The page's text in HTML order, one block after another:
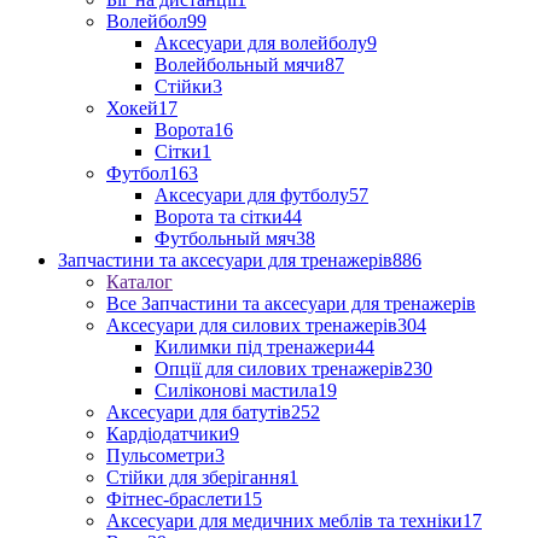
Волейбол99
Аксесуари для волейболу9
Волейбольный мячи87
Стійки3
Хокей17
Ворота16
Сітки1
Футбол163
Аксесуари для футболу57
Ворота та сітки44
Футбольный мяч38
Запчастини та аксесуари для тренажерів886
Каталог
Все Запчастини та аксесуари для тренажерів
Аксесуари для силових тренажерів304
Килимки під тренажери44
Опції для силових тренажерів230
Силіконові мастила19
Аксесуари для батутів252
Кардіодатчики9
Пульсометри3
Стійки для зберігання1
Фітнес-браслети15
Аксесуари для медичних меблів та техніки17